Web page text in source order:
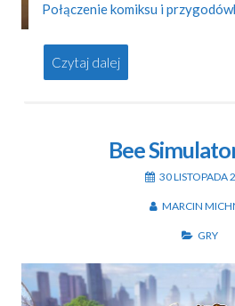
Połączenie komiksu i
Czytaj dalej
Bee
30 LISTOPADA
MARCIN
GRY